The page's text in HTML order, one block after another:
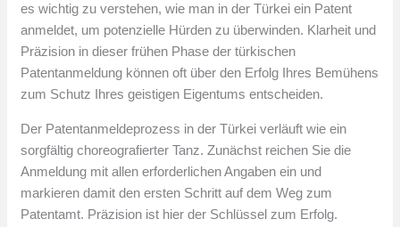
es wichtig zu verstehen, wie man in der Türkei ein Patent
anmeldet, um potenzielle Hürden zu überwinden. Klarheit und
Präzision in dieser frühen Phase der türkischen
Patentanmeldung können oft über den Erfolg Ihres Bemühens
zum Schutz Ihres geistigen Eigentums entscheiden.
Der Patentanmeldeprozess in der Türkei verläuft wie ein
sorgfältig choreografierter Tanz. Zunächst reichen Sie die
Anmeldung mit allen erforderlichen Angaben ein und
markieren damit den ersten Schritt auf dem Weg zum
Patentamt. Präzision ist hier der Schlüssel zum Erfolg.